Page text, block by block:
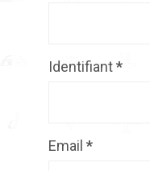
Identifiant*
Email *